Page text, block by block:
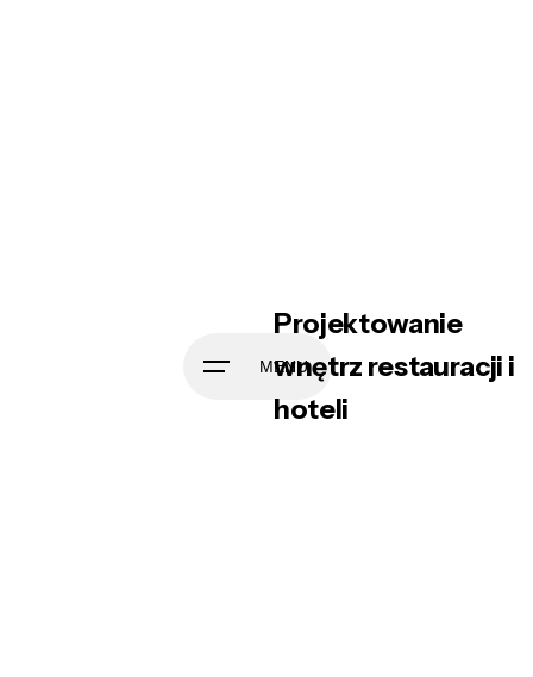
MENU
Projektowanie
wnętrz restauracji i
hoteli